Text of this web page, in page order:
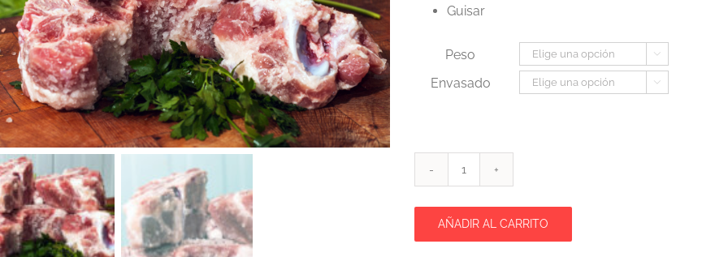
Guisar
Peso 
Envasado 
Espinazo
cantidad
AÑADIR AL CARRITO